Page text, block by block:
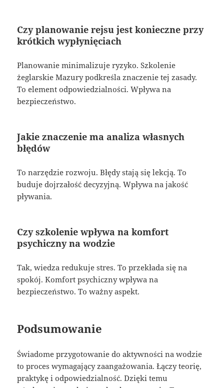
Czy planowanie rejsu jest konieczne przy
krótkich wypłynięciach
Planowanie minimalizuje ryzyko. Szkolenie
żeglarskie Mazury podkreśla znaczenie tej zasady.
To element odpowiedzialności. Wpływa na
bezpieczeństwo.
Jakie znaczenie ma analiza własnych
błędów
To narzędzie rozwoju. Błędy stają się lekcją. To
buduje dojrzałość decyzyjną. Wpływa na jakość
pływania.
Czy szkolenie wpływa na komfort
psychiczny na wodzie
Tak, wiedza redukuje stres. To przekłada się na
spokój. Komfort psychiczny wpływa na
bezpieczeństwo. To ważny aspekt.
Podsumowanie
Świadome przygotowanie do aktywności na wodzie
to proces wymagający zaangażowania. Łączy teorię,
praktykę i odpowiedzialność. Dzięki temu